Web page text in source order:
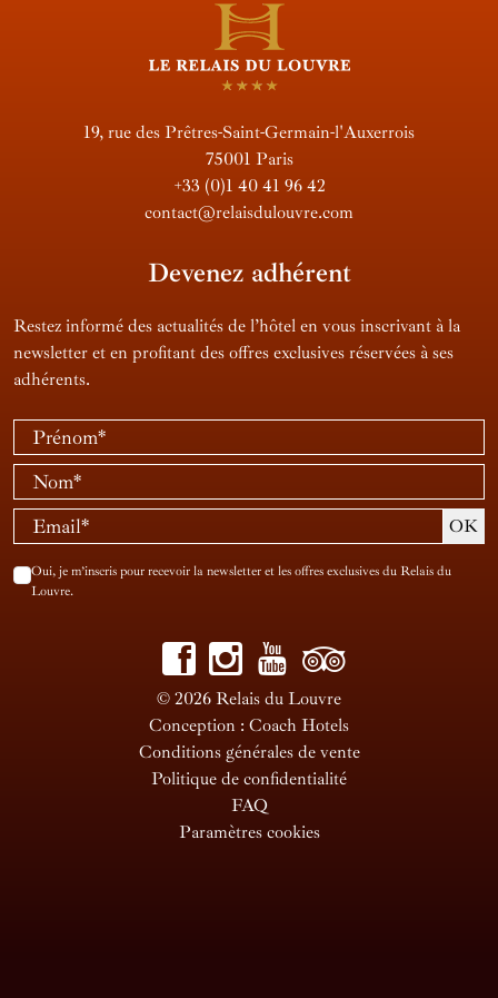
© 2026 Relais du Louvre
Conception : Coach Hotels
Conditions générales de vente
Politique de confidentialité
FAQ
Paramètres cookies
19, rue des Prêtres-Saint-Germain-l'Auxerrois
75001 Paris
+33 (0)1 40 41 96 42
contact@relaisdulouvre.com
Devenez adhérent
Restez informé des actualités de l’hôtel en vous inscrivant à la
newsletter et en profitant des offres exclusives réservées à ses
adhérents.
Oui, je m’inscris pour recevoir la newsletter et les offres exclusives du Relais du
Louvre.